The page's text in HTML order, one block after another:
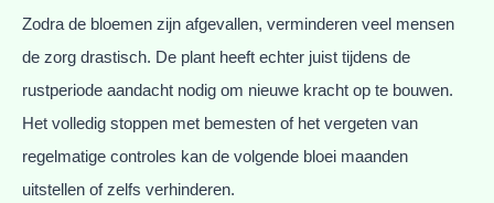
Zodra de bloemen zijn afgevallen, verminderen veel mensen
de zorg drastisch. De plant heeft echter juist tijdens de
rustperiode aandacht nodig om nieuwe kracht op te bouwen.
Het volledig stoppen met bemesten of het vergeten van
regelmatige controles kan de volgende bloei maanden
uitstellen of zelfs verhinderen.